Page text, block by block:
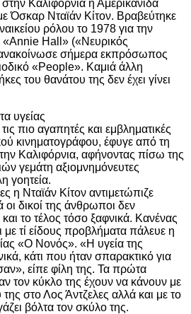
Καλιφόρνια η Αμερικανίδα
Όσκαρ Νταϊάν Κίτον. Βραβεύτηκε
ρόλου το 1978 για την
«Annie Hall» («Νευρικός
σήμερα εκπρόσωπος
«People». Καμιά άλλη
του θανάτου της δεν έχει γίνει
υγείας
πιο αγαπητές και εμβληματικές
κινηματογράφου, έφυγε από τη
Καλιφόρνια, αφήνοντας πίσω της
γεμάτη αξιομνημόνευτες
γοητεία.
η Νταϊάν Κίτον αντιμετώπιζε
δικοί της άνθρωποι δεν
το τέλος τόσο ξαφνικά. Κανένας
με τί είδους προβλήματα πάλευε η
«Ο Νονός». «Η υγεία της
κάτι που ήταν σπαρακτικό για
είπε φίλη της. Τα πρώτα
τον κύκλο της έχουν να κάνουν με
στο Λος Άντζελες αλλά και με το
βόλτα τον σκύλο της.